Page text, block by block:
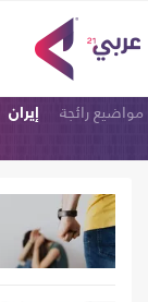
مواضيع رائجة إيران